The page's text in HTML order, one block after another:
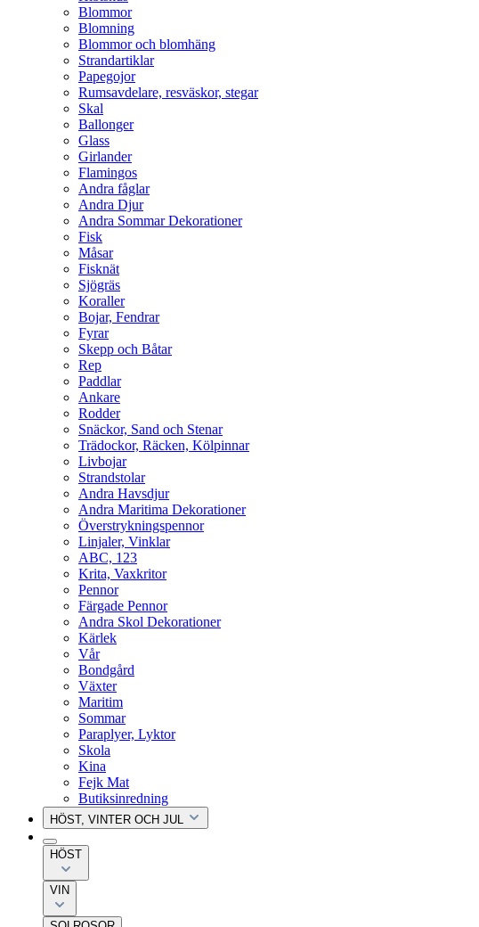
Blommor
Blomning
Blommor och blomhäng
Strandartiklar
Papegojor
Rumsavdelare, resväskor, stegar
Skal
Ballonger
Glass
Girlander
Flamingos
Andra fåglar
Andra Djur
Andra Sommar Dekorationer
Fisk
Måsar
Fisknät
Sjögräs
Koraller
Bojar, Fendrar
Fyrar
Skepp och Båtar
Rep
Paddlar
Ankare
Rodder
Snäckor, Sand och Stenar
Trädockor, Räcken, Kölpinnar
Livbojar
Strandstolar
Andra Havsdjur
Andra Maritima Dekorationer
Överstrykningspennor
Linjaler, Vinklar
ABC, 123
Krita, Vaxkritor
Pennor
Färgade Pennor
Andra Skol Dekorationer
Kärlek
Vår
Bondgård
Växter
Maritim
Sommar
Paraplyer, Lyktor
Skola
Kina
Fejk Mat
Butiksinredning
HÖST, VINTER OCH JUL
HÖST
VIN